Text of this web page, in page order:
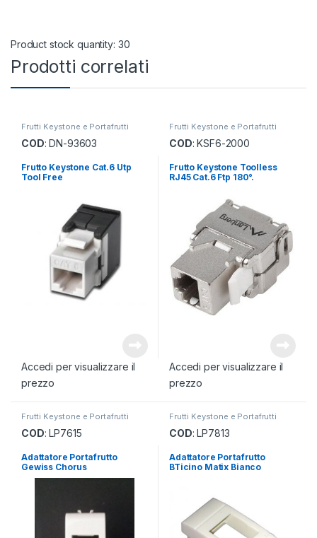
Product stock quantity: 30
Prodotti correlati
Frutti Keystone e Portafrutti
COD: DN-93603
Frutto Keystone Cat.6 Utp
Tool Free
Accedi per visualizzare il
prezzo
Frutti Keystone e Portafrutti
COD: KSF6-2000
Frutto Keystone Toolless
RJ45 Cat.6 Ftp 180°.
Accedi per visualizzare il
prezzo
Frutti Keystone e Portafrutti
COD: LP7615
Adattatore Portafrutto
Gewiss Chorus
Frutti Keystone e Portafrutti
COD: LP7813
Adattatore Portafrutto
BTicino Matix Bianco